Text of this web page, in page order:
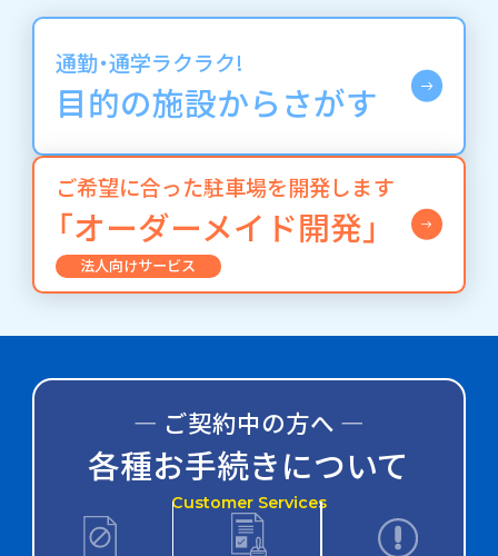
通勤・通学ラクラク!
目的の施設からさがす
ご希望に合った駐車場を開発します
「オーダーメイド開発」
法人向けサービス
― ご契約中の方へ ―
各種お手続きについて
Customer Services